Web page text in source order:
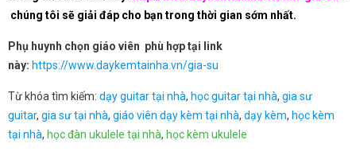
chúng tôi sẽ giải đáp cho bạn trong thời gian sớm nhất.
Phụ huynh chọn giáo viên phù hợp tại link
này: https://www.daykemtainha.vn/gia-su
Từ khóa tìm kiếm: dạy guitar tại nhà, học guitar tại nhà, gia sư
guitar, gia sư tại nhà, giáo viên dạy kèm tại nhà, dạy kèm, học kèm
tại nhà, học đàn ukulele tại nhà, học kèm ukulele